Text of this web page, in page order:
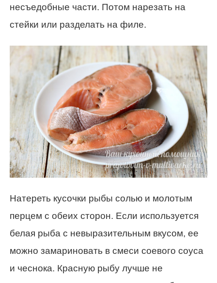
несъедобные части. Потом нарезать на
стейки или разделать на филе.
Натереть кусочки рыбы солью и молотым
перцем с обеих сторон. Если используется
белая рыба с невыразительным вкусом, ее
можно замариновать в смеси соевого соуса
и чеснока. Красную рыбу лучше не